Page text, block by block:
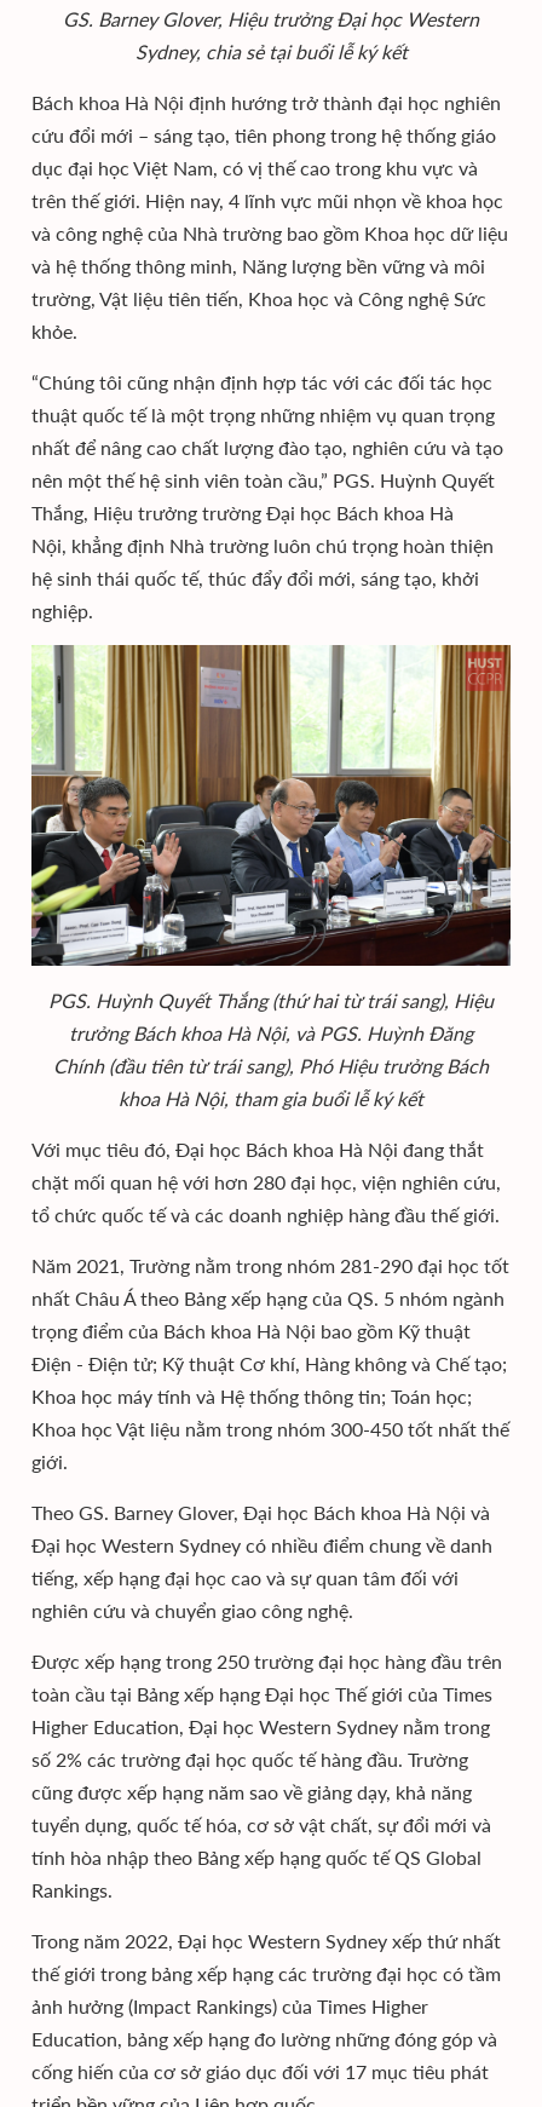
GS. Barney Glover, Hiệu trưởng Đại học Western
Sydney, chia sẻ tại buổi lễ ký kết
Bách khoa Hà Nội định hướng trở thành đại học nghiên
cứu đổi mới – sáng tạo, tiên phong trong hệ thống giáo
dục đại học Việt Nam, có vị thế cao trong khu vực và
trên thế giới. Hiện nay, 4 lĩnh vực mũi nhọn về khoa học
và công nghệ của Nhà trường bao gồm Khoa học dữ liệu
và hệ thống thông minh, Năng lượng bền vững và môi
trường, Vật liệu tiên tiến, Khoa học và Công nghệ Sức
khỏe.
“Chúng tôi cũng nhận định hợp tác với các đối tác học
thuật quốc tế là một trọng những nhiệm vụ quan trọng
nhất để nâng cao chất lượng đào tạo, nghiên cứu và tạo
nên một thế hệ sinh viên toàn cầu,” PGS. Huỳnh Quyết
Thắng, Hiệu trưởng trường Đại học Bách khoa Hà
Nội, khẳng định Nhà trường luôn chú trọng hoàn thiện
hệ sinh thái quốc tế, thúc đẩy đổi mới, sáng tạo, khởi
nghiệp.
PGS. Huỳnh Quyết Thắng (thứ hai từ trái sang), Hiệu
trưởng Bách khoa Hà Nội, và PGS. Huỳnh Đăng
Chính (đầu tiên từ trái sang), Phó Hiệu trưởng Bách
khoa Hà Nội, tham gia buổi lễ ký kết
Với mục tiêu đó, Đại học Bách khoa Hà Nội đang thắt
chặt mối quan hệ với hơn 280 đại học, viện nghiên cứu,
tổ chức quốc tế và các doanh nghiệp hàng đầu thế giới.
Năm 2021, Trường nằm trong nhóm 281-290 đại học tốt
nhất Châu Á theo Bảng xếp hạng của QS. 5 nhóm ngành
trọng điểm của Bách khoa Hà Nội bao gồm Kỹ thuật
Điện - Điện tử; Kỹ thuật Cơ khí, Hàng không và Chế tạo;
Khoa học máy tính và Hệ thống thông tin; Toán học;
Khoa học Vật liệu nằm trong nhóm 300-450 tốt nhất thế
giới.
Theo GS. Barney Glover, Đại học Bách khoa Hà Nội và
Đại học Western Sydney có nhiều điểm chung về danh
tiếng, xếp hạng đại học cao và sự quan tâm đối với
nghiên cứu và chuyển giao công nghệ.
Được xếp hạng trong 250 trường đại học hàng đầu trên
toàn cầu tại Bảng xếp hạng Đại học Thế giới của Times
Higher Education, Đại học Western Sydney nằm trong
số 2% các trường đại học quốc tế hàng đầu. Trường
cũng được xếp hạng năm sao về giảng dạy, khả năng
tuyển dụng, quốc tế hóa, cơ sở vật chất, sự đổi mới và
tính hòa nhập theo Bảng xếp hạng quốc tế QS Global
Rankings.
Trong năm 2022, Đại học Western Sydney xếp thứ nhất
thế giới trong bảng xếp hạng các trường đại học có tầm
ảnh hưởng (Impact Rankings) của Times Higher
Education, bảng xếp hạng đo lường những đóng góp và
cống hiến của cơ sở giáo dục đối với 17 mục tiêu phát